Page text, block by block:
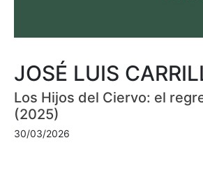
JOSÉ LUIS
Los Hijos del Ciervo: el
(2025)
30/03/2026